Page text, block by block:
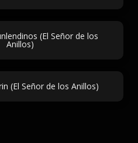
(El Señor de los
Anillos)
(El Señor de los Anillos)